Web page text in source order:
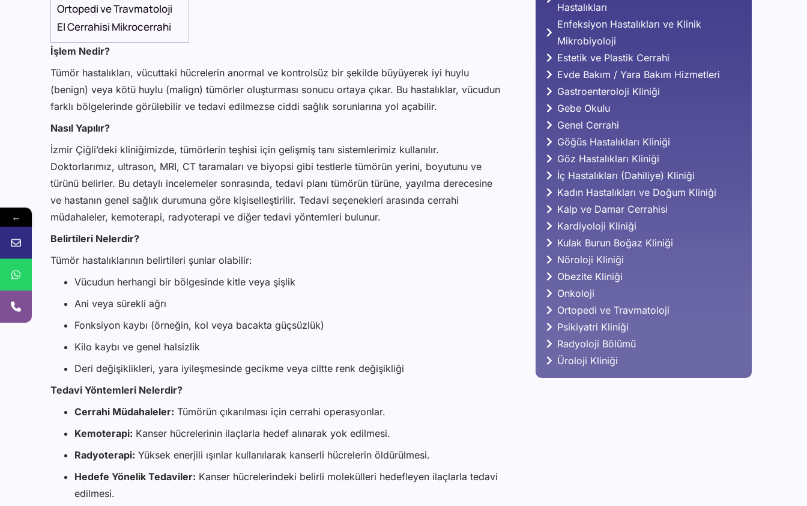
Ortopedi ve Travmatoloji
El Cerrahisi Mikrocerrahi
İşlem Nedir?
Tümör hastalıkları, vücuttaki hücrelerin anormal ve kontrolsüz bir şekilde büyüyerek iyi huylu
(benign) veya kötü huylu (malign) tümörler oluşturması sonucu ortaya çıkar. Bu hastalıklar, vücudun
farklı bölgelerinde görülebilir ve tedavi edilmezse ciddi sağlık sorunlarına yol açabilir.
Nasıl Yapılır?
İzmir Çiğli’deki kliniğimizde, tümörlerin teşhisi için gelişmiş tanı sistemlerimiz kullanılır.
Doktorlarımız, ultrason, MRI, CT taramaları ve biyopsi gibi testlerle tümörün yerini, boyutunu ve
türünü belirler. Bu detaylı incelemeler sonrasında, tedavi planı tümörün türüne, yayılma derecesine
ve hastanın genel sağlık durumuna göre kişiselleştirilir. Tedavi seçenekleri arasında cerrahi
müdahaleler, kemoterapi, radyoterapi ve diğer tedavi yöntemleri bulunur.
Belirtileri Nelerdir?
Tümör hastalıklarının belirtileri şunlar olabilir:
Vücudun herhangi bir bölgesinde kitle veya şişlik
Ani veya sürekli ağrı
Fonksiyon kaybı (örneğin, kol veya bacakta güçsüzlük)
Kilo kaybı ve genel halsizlik
Deri değişiklikleri, yara iyileşmesinde gecikme veya ciltte renk değişikliği
Tedavi Yöntemleri Nelerdir?
Cerrahi Müdahaleler: Tümörün çıkarılması için cerrahi operasyonlar.
Kemoterapi: Kanser hücrelerinin ilaçlarla hedef alınarak yok edilmesi.
Radyoterapi: Yüksek enerjili ışınlar kullanılarak kanserli hücrelerin öldürülmesi.
Hedefe Yönelik Tedaviler: Kanser hücrelerindeki belirli molekülleri hedefleyen ilaçlarla tedavi
edilmesi.
Hastalıkları
Enfeksiyon Hastalıkları ve Klinik
Mikrobiyoloji
Estetik ve Plastik Cerrahi
Evde Bakım / Yara Bakım Hizmetleri
Gastroenteroloji Kliniği
Gebe Okulu
Genel Cerrahi
Göğüs Hastalıkları Kliniği
Göz Hastalıkları Kliniği
İç Hastalıkları (Dahiliye) Kliniği
Kadın Hastalıkları ve Doğum Kliniği
Kalp ve Damar Cerrahisi
Kardiyoloji Kliniği
Kulak Burun Boğaz Kliniği
Nöroloji Kliniği
Obezite Kliniği
Onkoloji
Ortopedi ve Travmatoloji
Psikiyatri Kliniği
Radyoloji Bölümü
Üroloji Kliniği
←